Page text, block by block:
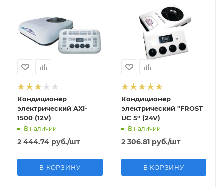
Кондиционер
электрический AXI-
1500 (12V)
В наличии
2 444.74 руб./шт
В КОРЗИНУ
Кондиционер
электрический "FROST
UC 5" (24V)
В наличии
2 306.81руб./шт
В КОРЗИНУ